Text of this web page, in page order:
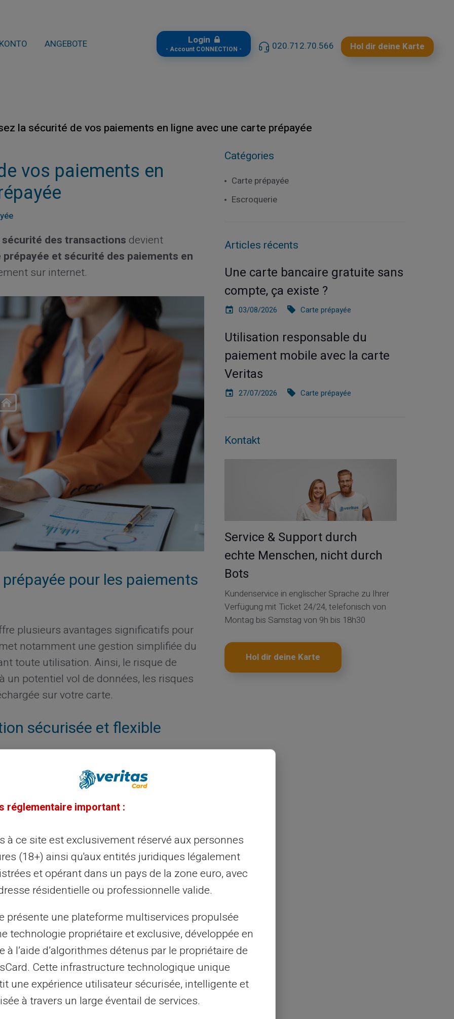
KONTO ANGEBOTE Login
- Account CONNECTION - 020.712.70.566 Hol dir deine Karte
la sécurité de vos paiements en ligne avec une carte prépayée
vos paiements en
sécurité des transactions devient
et sécurité des paiements en
sur internet.
pour les paiements
plusieurs avantages significatifs pour
notamment une gestion simplifiée du
toute utilisation. Ainsi, le risque de
un potentiel vol de données, les risques
sur votre carte.
sécurisée et flexible
ligne qu'en magasin. Accessible sans
si l'accès aux services bancaires
Cette carte combine facilité d'accès et
dépenses et la possibilité de réaliser
la carte Veritas
mécanismes desécurité.La
protection numérique. Chaque
CVV, et des alertes instantanées
les opérations. Les utilisateurs
contre les fraudes, renforçant
Catégories
Carte prépayée
Escroquerie
Articles récents
Une carte bancaire gratuite sans
compte, ça existe ?
03/08/2026 Carte prépayée
Utilisation responsable du
paiement mobile avec la carte
Veritas
27/07/2026 Carte prépayée
Kontakt
Service & Support durch
echte Menschen, nicht durch
Bots
Kundenservice in englischer Sprache zu Ihrer
Verfügung mit Ticket 24/24, telefonisch von
Montag bis Samstag von 9h bis 18h30
Hol dir deine Karte
réglementaire important :
à ce site est exclusivement réservé aux personnes
(18+) ainsi qu'aux entités juridiques légalement
et opérant dans un pays de la zone euro, avec
résidentielle ou professionnelle valide.
présente une plateforme multiservices propulsée
technologie propriétaire et exclusive, développée en
à l’aide d’algorithmes détenus par le propriétaire de
Cette infrastructure technologique unique
une expérience utilisateur sécurisée, intelligente et
à travers un large éventail de services.